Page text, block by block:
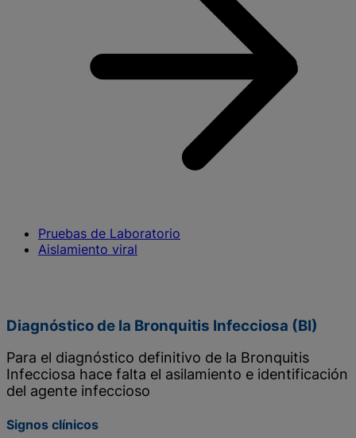
Pruebas de Laboratorio
Aislamiento viral
Diagnóstico de la Bronquitis Infecciosa (BI)
Para el diagnóstico definitivo de la Bronquitis
Infecciosa hace falta el asilamiento e identificación
del agente infeccioso
Signos clínicos